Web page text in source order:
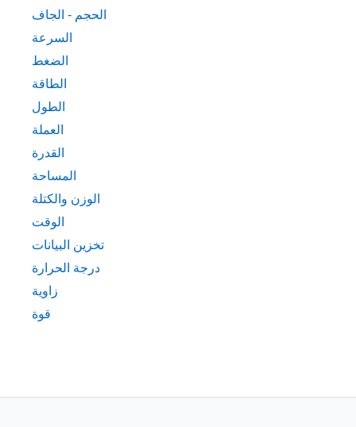
الحجم - الجاف
السرعة
الضغط
الطاقة
الطول
العملة
القدرة
المساحة
الوزن والكتلة
الوقت
تخزين البيانات
درجة الحرارة
زاوية
قوة